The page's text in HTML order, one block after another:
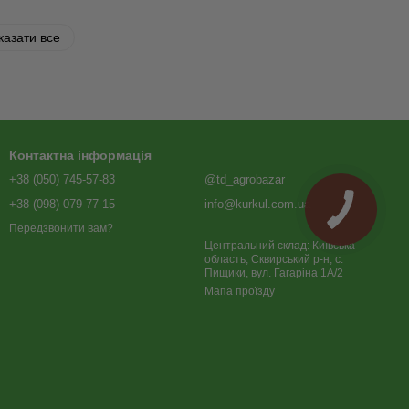
все
Контактна інформація
+38 (050) 745-57-83
+38 (098) 079-77-15
Передзвонити вам?
@td_agrobazar
info@kurkul.com.ua
Центральний склад: Київська
область, Сквирський р-н, с.
Пищики, вул. Гагаріна 1А/2
Мапа проїзду